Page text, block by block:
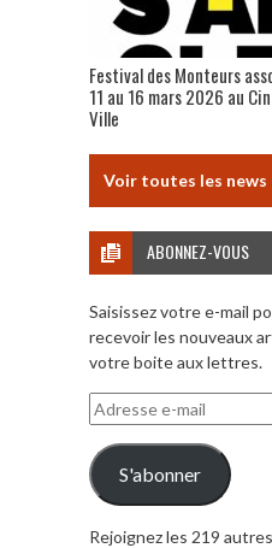
Festival des Monteurs
11 au 16 mars 2026 au
Ville
Voir toutes les news
ABONNEZ-VOUS
Saisissez votre e-mail
recevoir les nouveaux
votre boite aux lettres.
Adresse
e-
mail
S'abonner
Rejoignez les 219